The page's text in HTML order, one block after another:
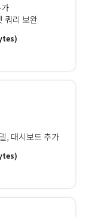
쿼리 보완
, 대시보드 추가